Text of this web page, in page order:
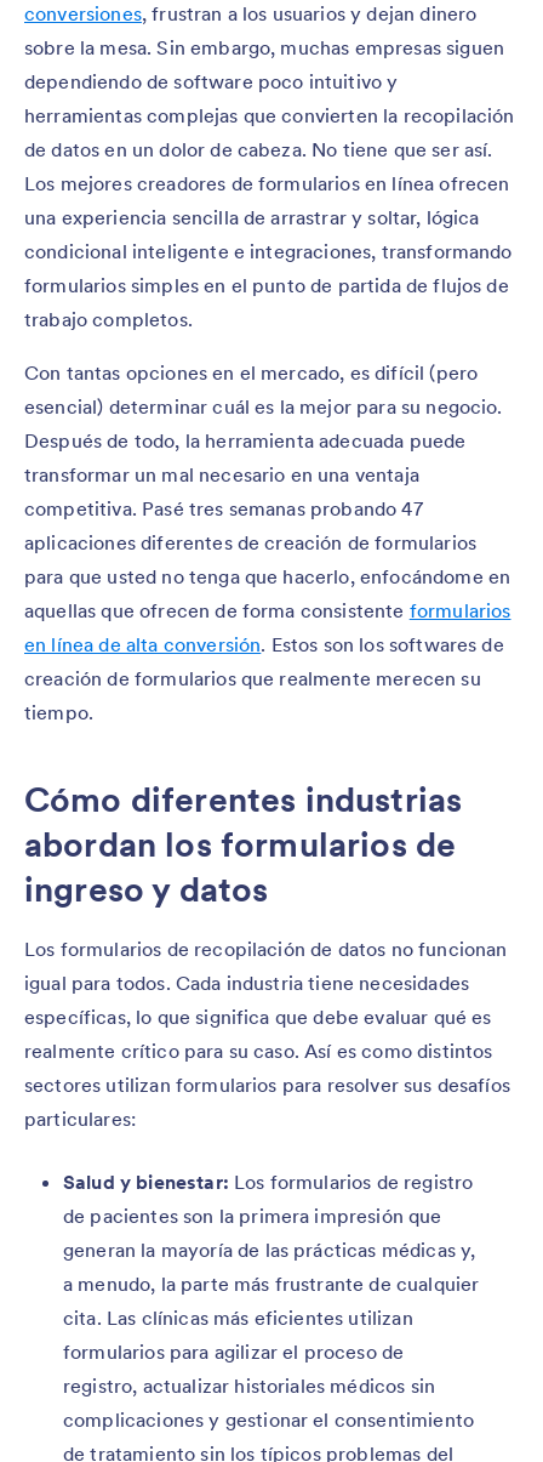
conversiones, frustran a los usuarios y dejan dinero
sobre la mesa. Sin embargo, muchas empresas siguen
dependiendo de software poco intuitivo y
herramientas complejas que convierten la recopilación
de datos en un dolor de cabeza. No tiene que ser así.
Los mejores creadores de formularios en línea ofrecen
una experiencia sencilla de arrastrar y soltar, lógica
condicional inteligente e integraciones, transformando
formularios simples en el punto de partida de flujos de
trabajo completos.
Con tantas opciones en el mercado, es difícil (pero
esencial) determinar cuál es la mejor para su negocio.
Después de todo, la herramienta adecuada puede
transformar un mal necesario en una ventaja
competitiva. Pasé tres semanas probando 47
aplicaciones diferentes de creación de formularios
para que usted no tenga que hacerlo, enfocándome en
aquellas que ofrecen de forma consistente formularios
en línea de alta conversión. Estos son los softwares de
creación de formularios que realmente merecen su
tiempo.
Cómo diferentes industrias
abordan los formularios de
ingreso y datos
Los formularios de recopilación de datos no funcionan
igual para todos. Cada industria tiene necesidades
específicas, lo que significa que debe evaluar qué es
realmente crítico para su caso. Así es como distintos
sectores utilizan formularios para resolver sus desafíos
particulares:
Salud y bienestar: Los formularios de registro
de pacientes son la primera impresión que
generan la mayoría de las prácticas médicas y,
a menudo, la parte más frustrante de cualquier
cita. Las clínicas más eficientes utilizan
formularios para agilizar el proceso de
registro, actualizar historiales médicos sin
complicaciones y gestionar el consentimiento
de tratamiento sin los típicos problemas del